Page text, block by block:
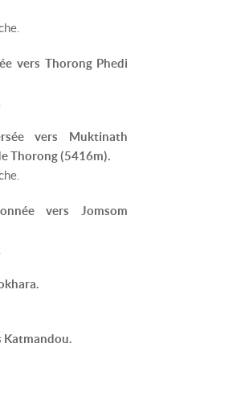
vers Thorong Phedi
vers Muktinath
Thorong (5416m).
vers Jomsom
Katmandou.